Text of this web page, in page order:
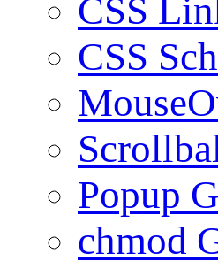
CSS
CSS
Popup
chmod